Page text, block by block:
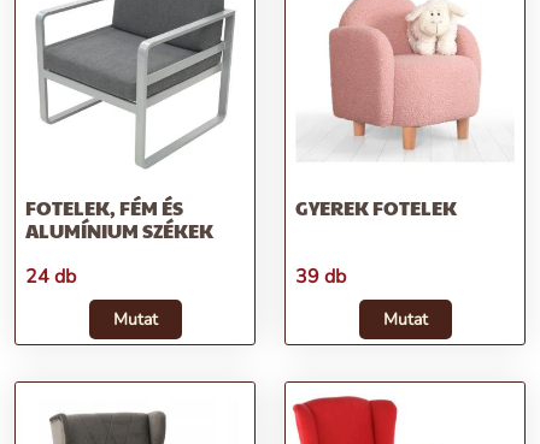
FOTELEK, FÉM ÉS
ALUMÍNIUM SZÉKEK
24 db
Mutat
GYEREK FOTELEK
39 db
Mutat